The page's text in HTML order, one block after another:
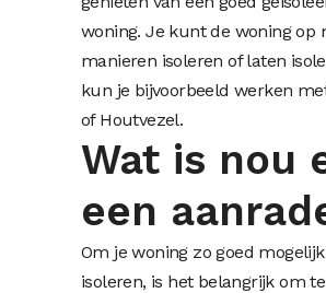
woning. Je kunt de woning op
manieren isoleren of laten
kun je bijvoorbeeld werken
of Houtvezel.
Wat is nou
een
Om je woning zo goed
isoleren, is het belangrijk om